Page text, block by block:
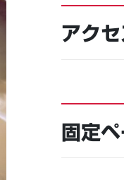
アク
固定